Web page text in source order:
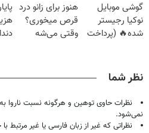
گوشی موبایل
نوکیا رجیستر
شده🔥 (پرداخت
هنوز برای زانو درد
قرص میخوری؟
وقتی می‌شه
نظر شما
نظرات حاوی توهین و هرگونه نسبت
نمی‌شود.
نظراتی که غیر از زبان فارسی یا غیر مرتبط